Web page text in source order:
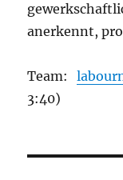
anerkennt,
Team:
3:40)